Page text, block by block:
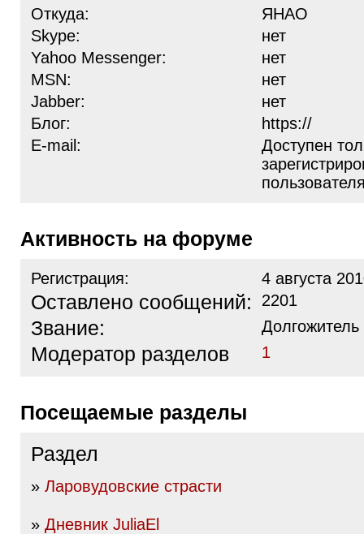
Откуда:
ЯНАО
Skype:
нет
Yahoo Messenger:
нет
MSN:
нет
Jabber:
нет
Блог:
https://
E-mail:
Доступен
Активность на форуме
Регистрация: 4 августа
Оставлено сообщений: 2201
Звание:
Модератор разделов 1
Посещаемые разделы
Раздел
» Ларовудовские страсти
» Дневник JuliaEl